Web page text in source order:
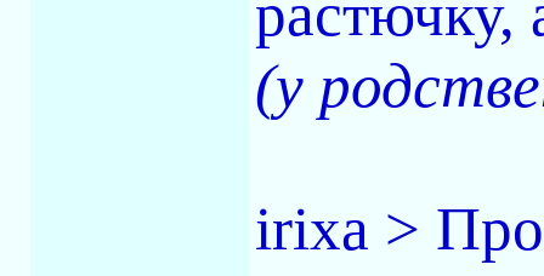
растючку,
(у
irixa >